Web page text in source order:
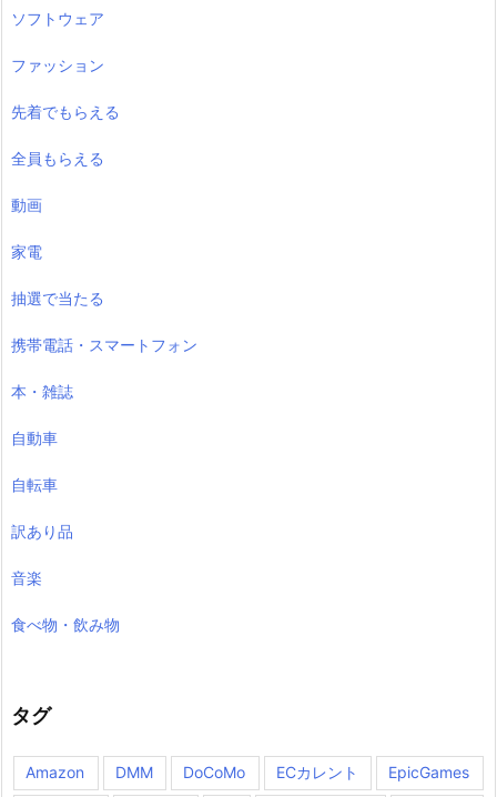
ソフトウェア
ファッション
先着でもらえる
全員もらえる
動画
家電
抽選で当たる
携帯電話・スマートフォン
本・雑誌
自動車
自転車
訳あり品
音楽
食べ物・飲み物
タグ
Amazon DMM DoCoMo ECカレント EpicGames